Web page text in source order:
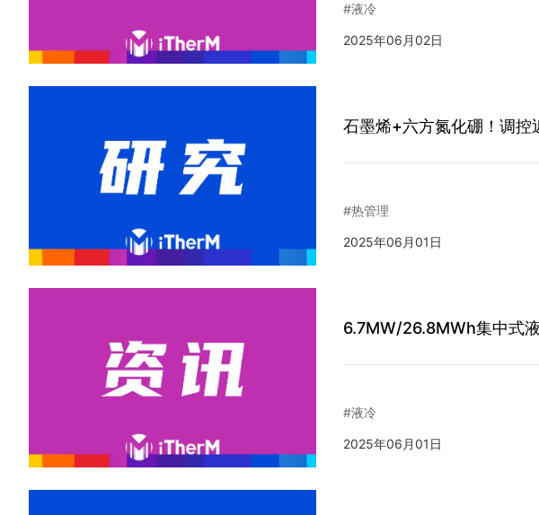
#液冷
2025年06月02日
石墨烯+六方氮化硼！调控
#热管理
2025年06月01日
6.7MW/26.8MWh集中式
#液冷
2025年06月01日